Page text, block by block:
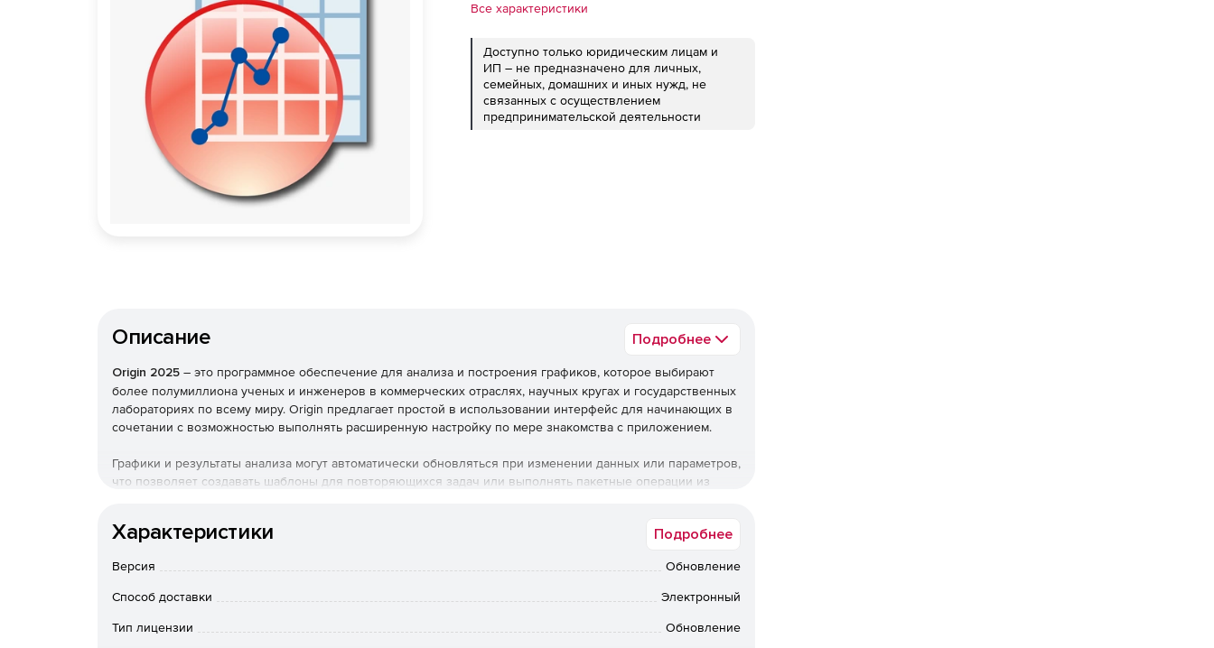
Все характеристики
Доступно только юридическим лицам и
ИП – не предназначено для личных,
семейных, домашних и иных нужд, не
связанных с осуществлением
предпринимательской деятельности
Описание Подробнее
Origin 2025 – это программное обеспечение для анализа и построения графиков, которое выбирают
более полумиллиона ученых и инженеров в коммерческих отраслях, научных кругах и государственных
лабораториях по всему миру. Origin предлагает простой в использовании интерфейс для начинающих в
сочетании с возможностью выполнять расширенную настройку по мере знакомства с приложением.
Графики и результаты анализа могут автоматически обновляться при изменении данных или параметров,
что позволяет создавать шаблоны для повторяющихся задач или выполнять пакетные операции из
также создавать пользовательские подпрограммы в Origin, используя языки сценариев и C, встроенный
Графическое изображение
Благодаря более чем 100 встроенным типам графиков и индивидуальной настройке всех элементов,
Характеристики Подробнее
Версия Обновление
Способ доставки Электронный
Тип лицензии Обновление